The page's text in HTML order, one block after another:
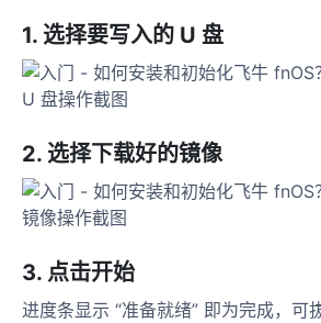
1. 选择要写入的 U 盘
2. 选择下载好的镜像
3. 点击开始
进度条显示 “准备就绪” 即为完成，可